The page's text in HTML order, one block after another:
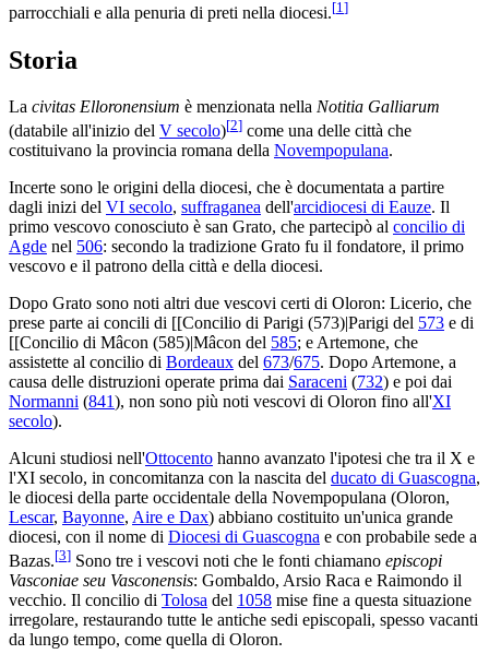
parrocchiali e alla penuria di preti nella diocesi.[1]
Storia
La civitas Elloronensium è menzionata nella Notitia Galliarum
(databile all'inizio del V secolo)[2] come una delle città che
costituivano la provincia romana della Novempopulana.
Incerte sono le origini della diocesi, che è documentata a partire
dagli inizi del VI secolo, suffraganea dell'arcidiocesi di Eauze. Il
primo vescovo conosciuto è san Grato, che partecipò al concilio di
Agde nel 506: secondo la tradizione Grato fu il fondatore, il primo
vescovo e il patrono della città e della diocesi.
Dopo Grato sono noti altri due vescovi certi di Oloron: Licerio, che
prese parte ai concili di [[Concilio di Parigi (573)|Parigi del 573 e di
[[Concilio di Mâcon (585)|Mâcon del 585; e Artemone, che
assistette al concilio di Bordeaux del 673/675. Dopo Artemone, a
causa delle distruzioni operate prima dai Saraceni (732) e poi dai
Normanni (841), non sono più noti vescovi di Oloron fino all'XI
secolo).
Alcuni studiosi nell'Ottocento hanno avanzato l'ipotesi che tra il X e
l'XI secolo, in concomitanza con la nascita del ducato di Guascogna,
le diocesi della parte occidentale della Novempopulana (Oloron,
Lescar, Bayonne, Aire e Dax) abbiano costituito un'unica grande
diocesi, con il nome di Diocesi di Guascogna e con probabile sede a
Bazas.[3] Sono tre i vescovi noti che le fonti chiamano episcopi
Vasconiae seu Vasconensis: Gombaldo, Arsio Raca e Raimondo il
vecchio. Il concilio di Tolosa del 1058 mise fine a questa situazione
irregolare, restaurando tutte le antiche sedi episcopali, spesso vacanti
da lungo tempo, come quella di Oloron.